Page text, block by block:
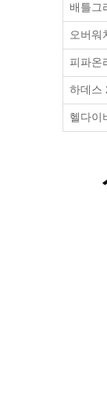
배틀그
오버워
피파온
하데스
헬다이